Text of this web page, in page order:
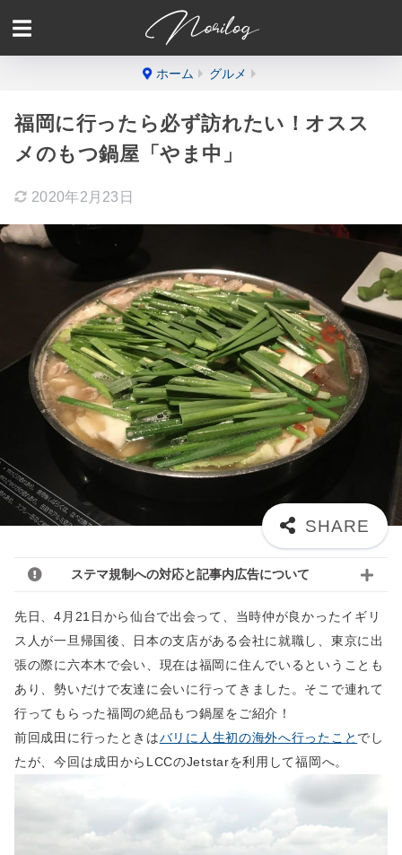
ホーム グルメ
福岡に行ったら必ず訪れたい！オスス
メのもつ鍋屋「やま中」
2020年2月23日
ステマ規制への対応と記事内広告について
先日、4月21日から仙台で出会って、当時仲が良かったイギリ
ス人が一旦帰国後、日本の支店がある会社に就職し、東京に出
張の際に六本木で会い、現在は福岡に住んでいるということも
あり、勢いだけで友達に会いに行ってきました。そこで連れて
行ってもらった福岡の絶品もつ鍋屋をご紹介！
前回成田に行ったときはバリに人生初の海外へ行ったこと でし
たが、今回は成田からLCCのJetstarを利用して福岡へ。